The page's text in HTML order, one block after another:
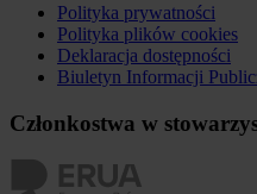
Polityka prywatności
Polityka plików cookies
Deklaracja dostępności
Biuletyn Informacji
Członkostwa w